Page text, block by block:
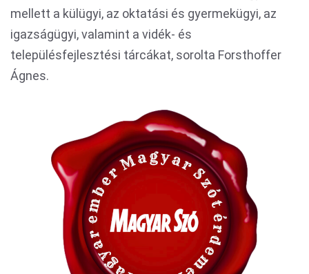
mellett a külügyi, az oktatási és gyermekügyi, az
igazságügyi, valamint a vidék- és
településfejlesztési tárcákat, sorolta Forsthoffer
Ágnes.